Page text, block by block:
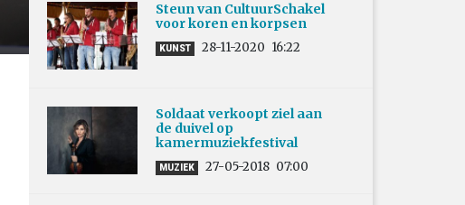
Steun van CultuurSchakel
voor koren en korpsen
KUNST 28-11-2020 16:22
Soldaat verkoopt ziel aan
de duivel op
kamermuziekfestival
MUZIEK 27-05-2018 07:00